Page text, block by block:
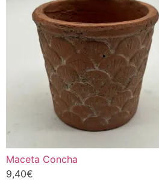
Maceta Concha
9,40€